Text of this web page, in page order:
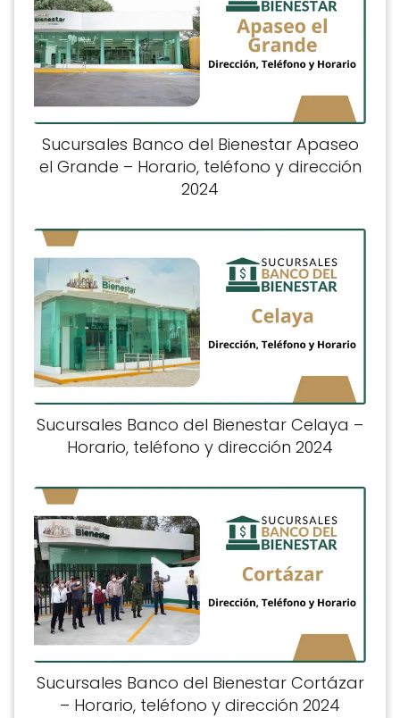
Sucursales Banco del Bienestar Apaseo
el Grande – Horario, teléfono y dirección
2024
Sucursales Banco del Bienestar Celaya –
Horario, teléfono y dirección 2024
Sucursales Banco del Bienestar Cortázar
– Horario, teléfono y dirección 2024